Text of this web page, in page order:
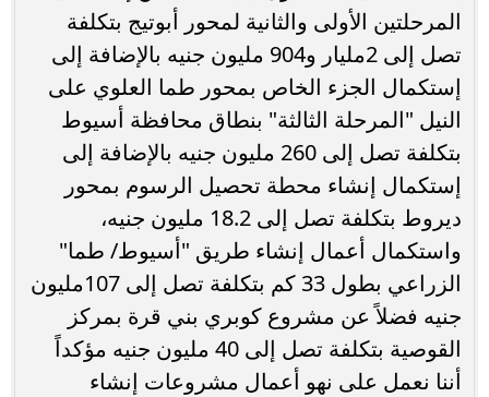
المرحلتين الأولى والثانية لمحور أبوتيج بتكلفة
تصل إلى 2مليار و904 مليون جنيه بالإضافة إلى
إستكمال الجزء الخاص بمحور طما العلوي على
النيل "المرحلة الثالثة" بنطاق محافظة أسيوط
بتكلفة تصل إلى 260 مليون جنيه بالإضافة إلى
إستكمال إنشاء محطة تحصيل الرسوم بمحور
ديروط بتكلفة تصل إلى 18.2 مليون جنيه،
واستكمال أعمال إنشاء طريق "أسيوط/ طما"
الزراعي بطول 33 كم بتكلفة تصل إلى 107مليون
جنيه فضلاً عن مشروع كوبري بني قرة بمركز
القوصية بتكلفة تصل إلى 40 مليون جنيه مؤكداً
أننا نعمل على نهو أعمال مشروعات إنشاء